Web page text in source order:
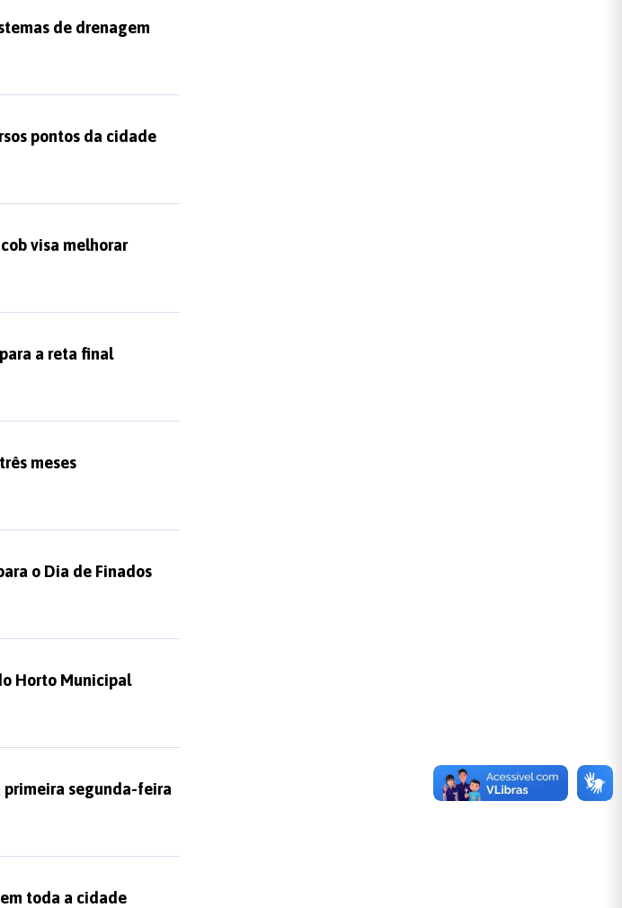
de drenagem
pontos da cidade
visa melhorar
a reta final
meses
o Dia de Finados
Horto Municipal
primeira segunda-feira
toda a cidade